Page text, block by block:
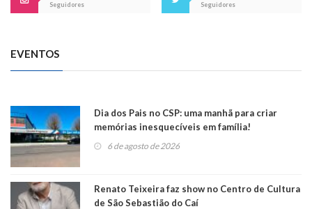
Seguidores
Seguidores
EVENTOS
Dia dos Pais no CSP: uma manhã para criar
memórias inesquecíveis em família!
6 de agosto de 2026
Renato Teixeira faz show no Centro de Cultura
de São Sebastião do Caí